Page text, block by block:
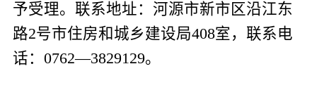
予受理。联系地址：河源市新市区沿江东
路2号市住房和城乡建设局408室，联系电
话： 0762—3829129。